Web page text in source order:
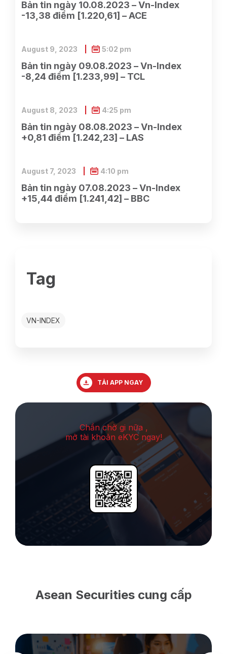
Bản tin ngày 10.08.2023 – Vn-Index
-13,38 điểm [1.220,61] – ACE
Bản tin ngày 09.08.2023 – Vn-Index
-8,24 điểm [1.233,99] – TCL
August 9, 2023 5:02 pm
Bản tin ngày 08.08.2023 – Vn-Index
+0,81 điểm [1.242,23] – LAS
August 8, 2023 4:25 pm
Bản tin ngày 07.08.2023 – Vn-Index
+15,44 điểm [1.241,42] – BBC
August 7, 2023 4:10 pm
Tag
VN-INDEX
TẢI APP NGAY
Chần chờ gi nữa ,
mở tài khoản eKYC ngay!
Asean Securities cung cấp